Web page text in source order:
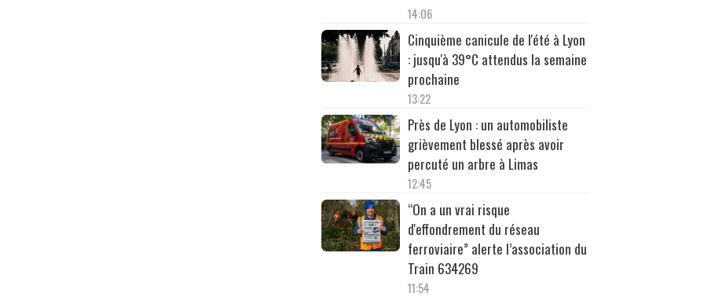
14:06
Cinquième canicule de l'été à Lyon
: jusqu'à 39°C attendus la semaine
prochaine
13:22
Près de Lyon : un automobiliste
grièvement blessé après avoir
percuté un arbre à Limas
12:45
“On a un vrai risque
d'effondrement du réseau
ferroviaire” alerte l’association du
Train 634269
11:54